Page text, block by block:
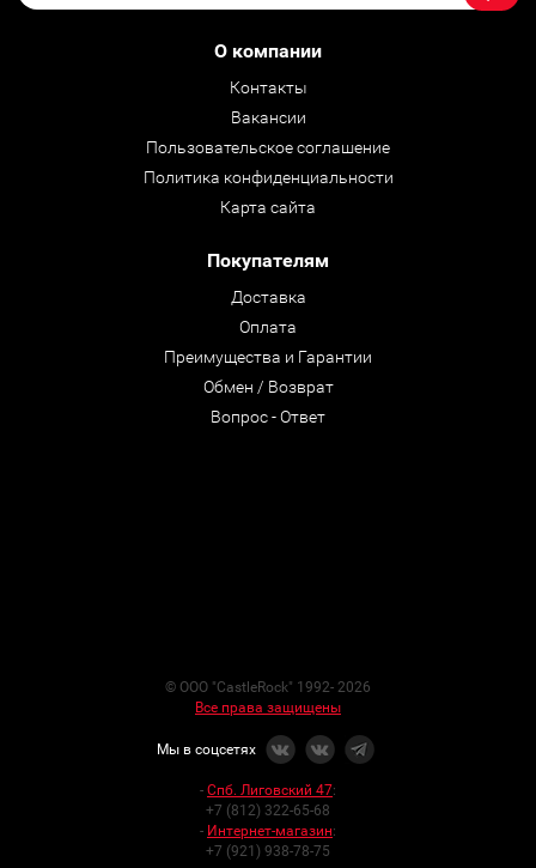
О компании
Контакты
Вакансии
Пользовательское соглашение
Политика конфиденциальности
Карта сайта
Покупателям
Доставка
Оплата
Преимущества и Гарантии
Обмен / Возврат
Вопрос - Ответ
© ООО "CastleRock" 1992- 2026
Все права защищены
Мы в соцсетях
- Спб. Лиговский 47:
+7 (812) 322-65-68
- Интернет-магазин:
+7 (921) 938-78-75